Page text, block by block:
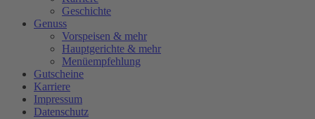
Geschichte
Genuss
Vorspeisen & mehr
Hauptgerichte & mehr
Menüempfehlung
Gutscheine
Karriere
Impressum
Datenschutz